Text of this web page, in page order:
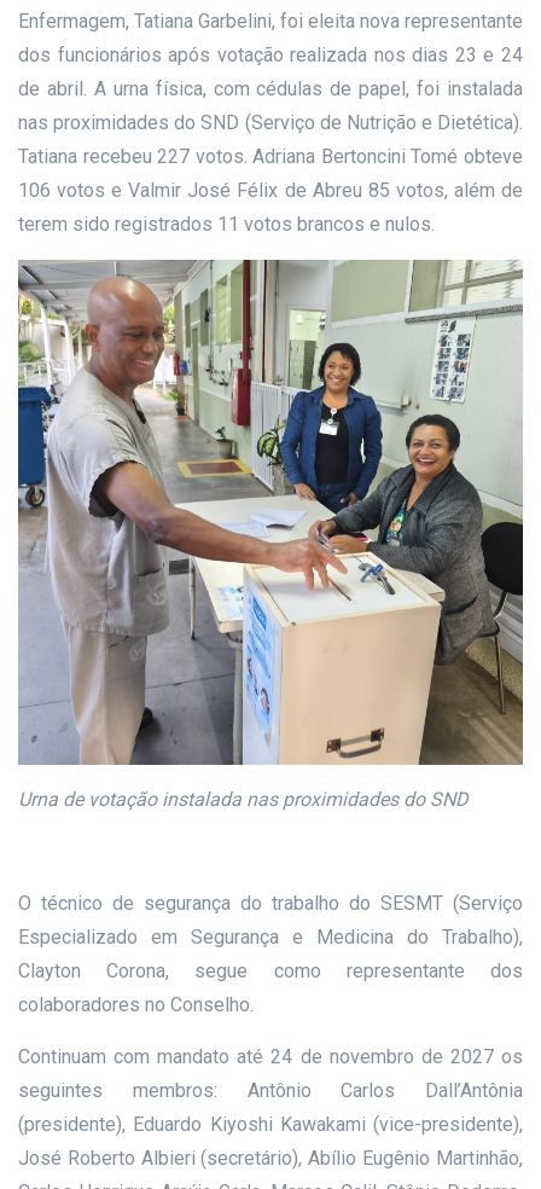
Enfermagem, Tatiana Garbelini, foi eleita nova representante
dos funcionários após votação realizada nos dias 23 e 24
de abril. A urna física, com cédulas de papel, foi instalada
nas proximidades do SND (Serviço de Nutrição e Dietética).
Tatiana recebeu 227 votos. Adriana Bertoncini Tomé obteve
106 votos e Valmir José Félix de Abreu 85 votos, além de
terem sido registrados 11 votos brancos e nulos.
Urna de votação instalada nas proximidades do SND
O técnico de segurança do trabalho do SESMT (Serviço
Especializado em Segurança e Medicina do Trabalho),
Clayton Corona, segue como representante dos
colaboradores no Conselho.
Continuam com mandato até 24 de novembro de 2027 os
seguintes membros: Antônio Carlos Dall’Antônia
(presidente), Eduardo Kiyoshi Kawakami (vice-presidente),
José Roberto Albieri (secretário), Abílio Eugênio Martinhão,